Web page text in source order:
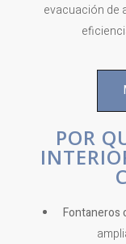
evacuación de
POR
Fontaneros